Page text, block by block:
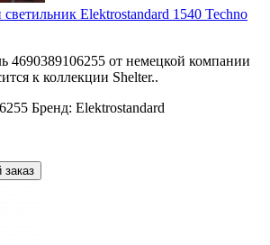
Elektrostandard 1540 Techno
4690389106255 от немецкой компании
к коллекции Shelter..
Бренд: Elektrostandard